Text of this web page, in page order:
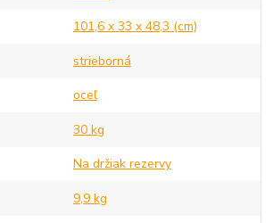
101,6 x 33 x 48,3 (cm)
strieborná
oceľ
30 kg
Na držiak rezervy
9,9 kg